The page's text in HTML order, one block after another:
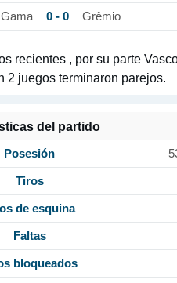
0 - 0 Grêmio
recientes , por su parte
2 juegos terminaron parejos.
del partido
Posesión
Tiros
de esquina
Faltas
bloqueados